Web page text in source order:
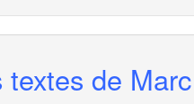
textes de